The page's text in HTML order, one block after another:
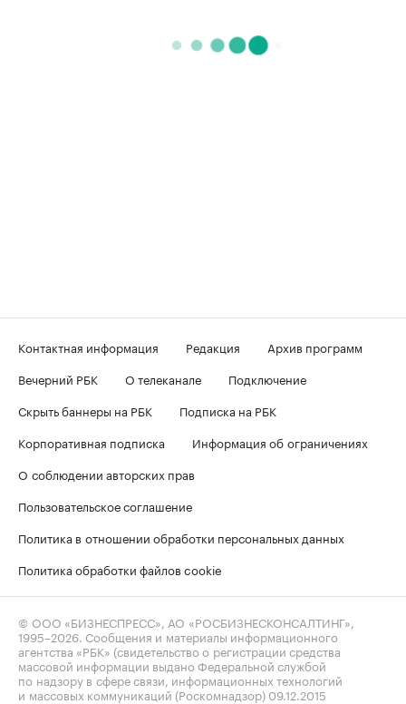
Контактная информация Редакция
Архив программ
Вечерний РБК
О телеканале
Подключение
Скрыть баннеры на РБК
Подписка на РБК
Корпоративная подписка
Информация об ограничениях
О соблюдении авторских прав
Пользовательское соглашение
Политика в отношении обработки персональных данных
Политика обработки файлов cookie
© ООО «БИЗНЕСПРЕСС», АО «РОСБИЗНЕСКОНСАЛТИНГ»,
1995–2026 . Сообщения и материалы информационного
агентства «РБК» (свидетельство о регистрации средства
массовой информации выдано Федеральной службой
по надзору в сфере связи, информационных технологий
и массовых коммуникаций (Роскомнадзор) 09.12.2015